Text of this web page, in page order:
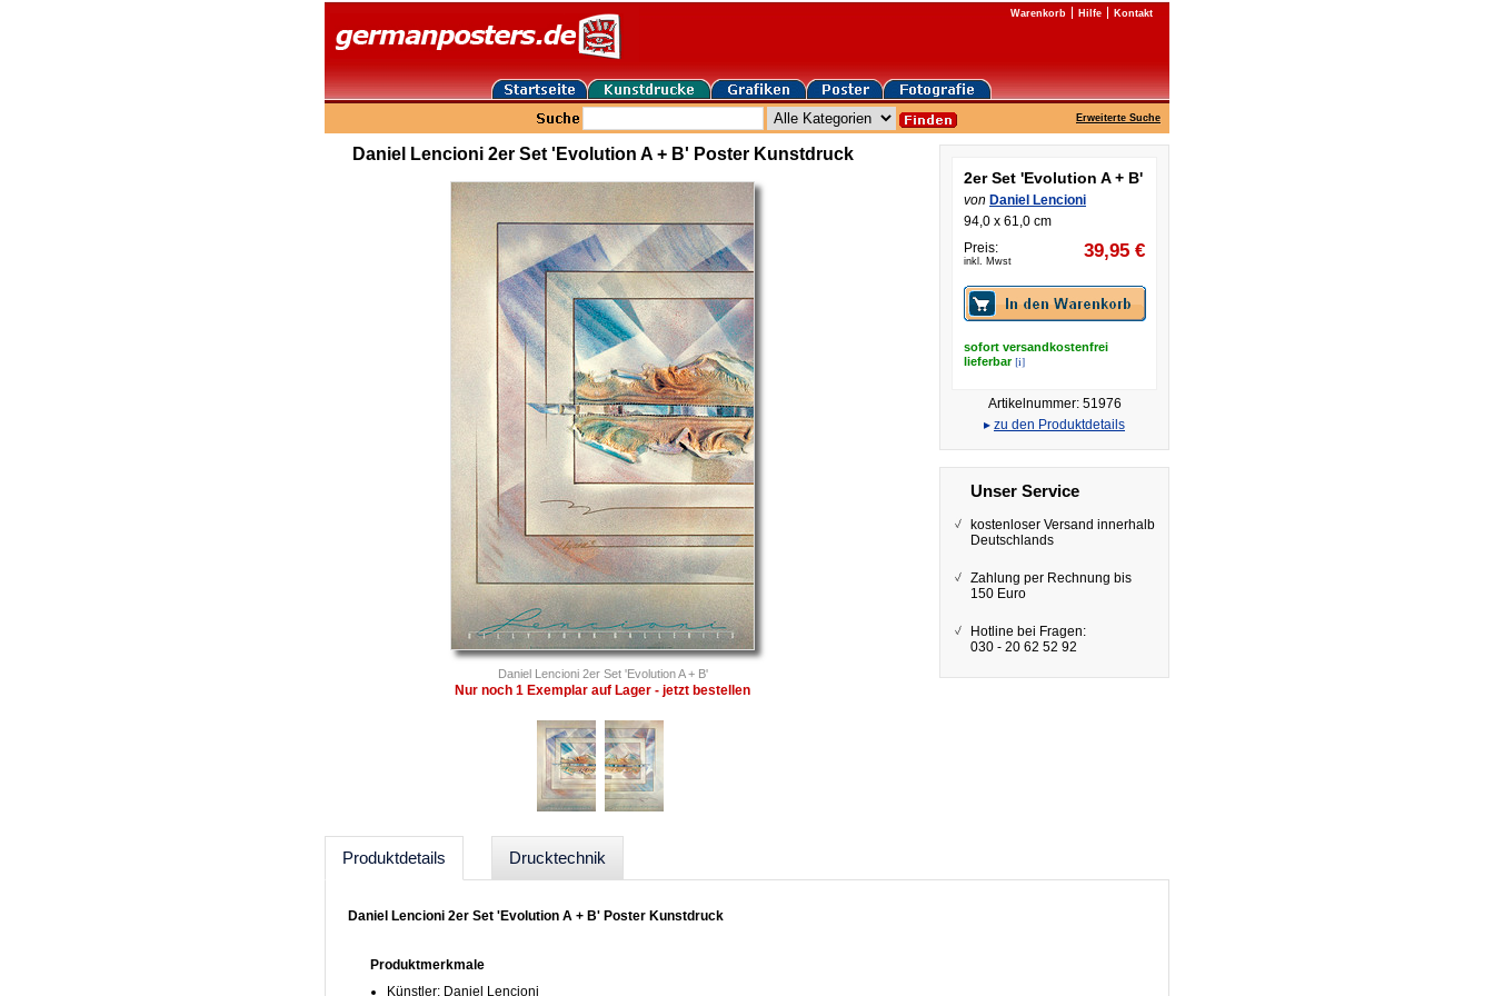
Warenkorb Hilfe Kontakt
Erweiterte Suche
Daniel Lencioni 2er Set 'Evolution A + B' Poster Kunstdruck
Daniel Lencioni 2er Set 'Evolution A + B'
Nur noch 1 Exemplar auf Lager - jetzt bestellen
2er Set 'Evolution A + B'
von Daniel Lencioni
94,0 x 61,0 cm
Preis:
inkl. Mwst 39,95 €
sofort versandkostenfrei
lieferbar[i]
Artikelnummer: 51976
▸ zu den Produktdetails
Unser Service
kostenloser Versand innerhalb
Deutschlands
Zahlung per Rechnung bis
150 Euro
Hotline bei Fragen:
030 - 20 62 52 92
Produktdetails Drucktechnik
Daniel Lencioni 2er Set 'Evolution A + B' Poster Kunstdruck
Produktmerkmale
Künstler: Daniel Lencioni